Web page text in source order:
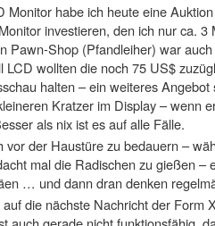
Monitor habe ich heute eine
investieren, den ich nur ca.
Pawn-Shop (Pfandleiher) war
LCD wollten die noch 75 US$
halten – ein weiteres
Kratzer im Display – wenn
als nix ist es auf alle Fälle.
vor der Haustüre zu bedauern –
mal die Radischen zu gießen –
… und dann dran denken
die nächste Nachricht der Form